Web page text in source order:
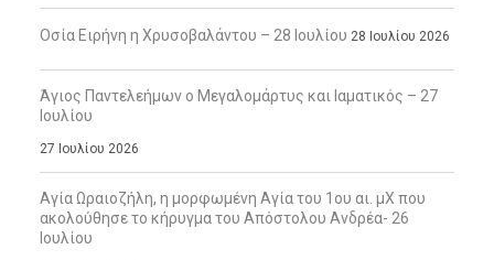
Οσία Ειρήνη η Χρυσοβαλάντου – 28 Ιουλίου 28 Ιουλίου 2026
Άγιος Παντελεήμων ο Μεγαλομάρτυς και Ιαματικός – 27
Ιουλίου
27 Ιουλίου 2026
Αγία Ωραιοζήλη, η μορφωμένη Αγία του 1ου αι. μΧ που
ακολούθησε το κήρυγμα του Απόστολου Ανδρέα- 26
Ιουλίου